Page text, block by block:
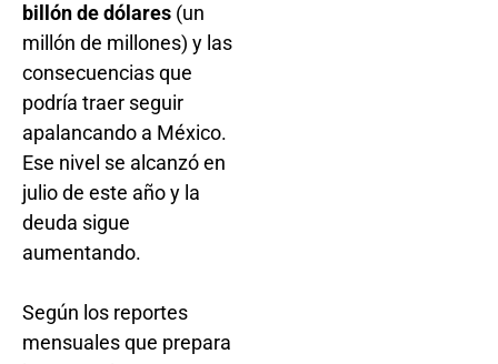
billón de dólares (un
millón de millones) y las
consecuencias que
podría traer seguir
apalancando a México.
Ese nivel se alcanzó en
julio de este año y la
deuda sigue
aumentando.
Según los reportes
mensuales que prepara